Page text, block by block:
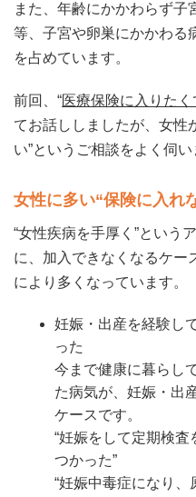
また、年齢にかかわらず子
等、子宮や卵巣にかかわる
を占めています。
前回、“医療保険に入りた
てお話ししましたが、女性
い”というご相談をよく伺い
女性に多い“保険に入れ
“女性疾病を手厚く”という
に、加入できなくなるケー
により多くなっています。
妊娠・出産を経験し
った
今まで健康に暮らし
た病気が、妊娠・出
ケースです。
“妊娠をして定期検
つかった”
“妊娠中毒症になり